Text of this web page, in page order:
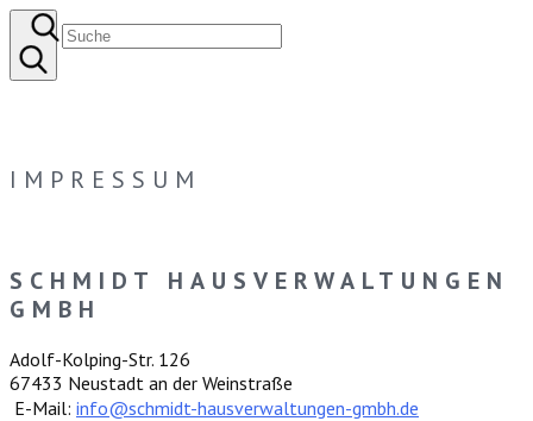
IMPRESSUM
SCHMIDT HAUSVERWALTUNGEN
GMBH
Adolf-Kolping-Str. 126
67433 Neustadt an der Weinstraße
E-Mail: info@schmidt-hausverwaltungen-gmbh.de